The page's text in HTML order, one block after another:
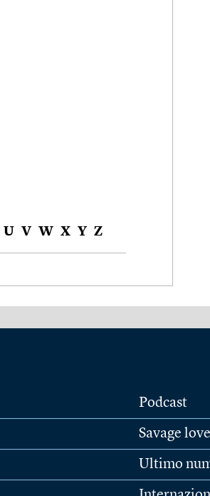
U V W X Y Z
Podcast
Savage love
Ultimo